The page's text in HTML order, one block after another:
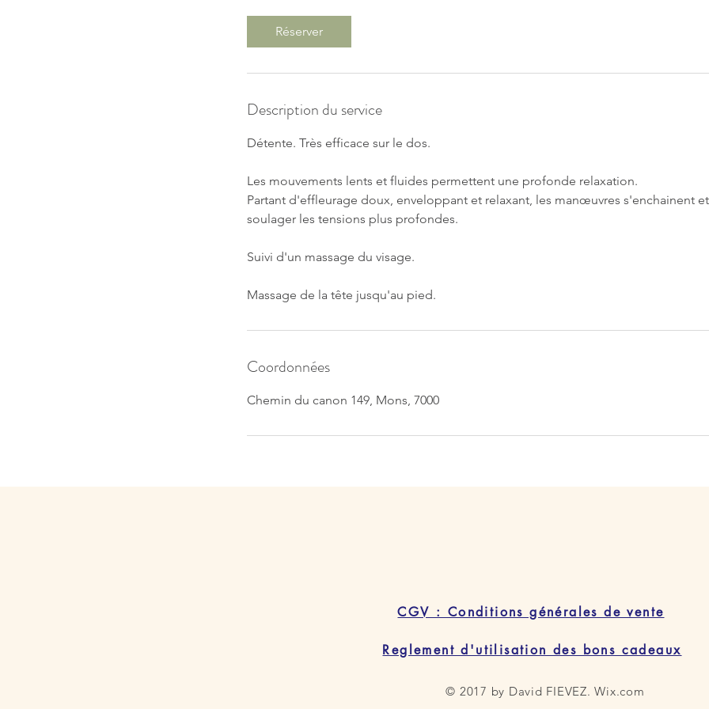
Réserver
Description du service
Détente. Très efficace sur le dos.
Les mouvements lents et fluides permettent une profonde relaxation.
Partant d'effleurage doux, enveloppant et relaxant, les manœuvres s'enchainent
soulager les tensions plus profondes.
Suivi d'un massage du visage.
Massage de la tête jusqu'au pied.
Coordonnées
Chemin du canon 149, Mons, 7000
CGV : Conditions générales de vente
Reglement d'utilisation des bons cadeaux
© 2017 by David FIEVEZ.Wix.com